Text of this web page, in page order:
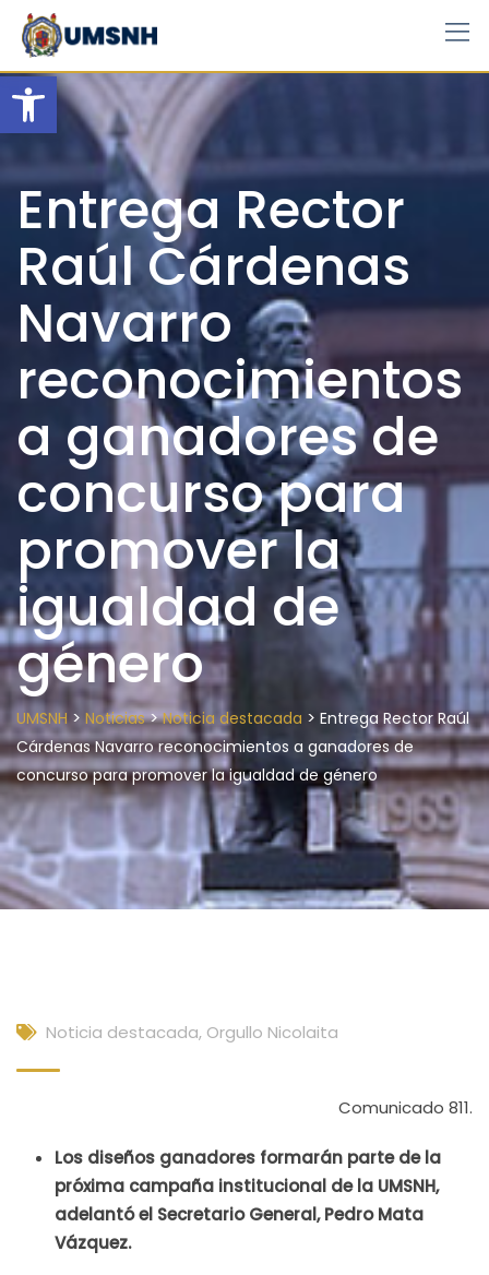
Open toolbar
Skip
content
Entrega Rector
Raúl Cárdenas
Navarro
reconocimientos
a ganadores de
concurso para
promover la
igualdad de
género
UMSNH > Noticias>Noticia destacada > Entrega Rector Raúl
Cárdenas Navarro reconocimientos a ganadores de
concurso para promover la igualdad de género
Noticia destacada, Orgullo Nicolaita
Comunicado 811.
Los diseños ganadores formarán parte de la
próxima campaña institucional de la UMSNH,
adelantó el Secretario General, Pedro Mata
Vázquez.